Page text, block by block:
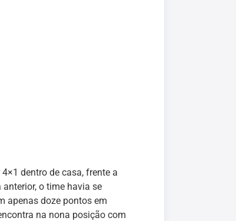
dentro de casa, frente a
o time havia se
apenas doze pontos em
na nona posição com